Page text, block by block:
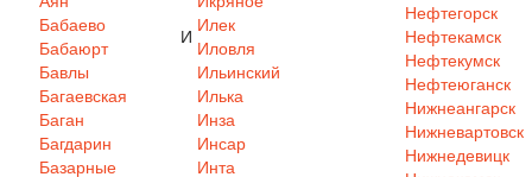
Бабаево
Бабаюрт
Бавлы
Багаевская
Баган
Багдарин
Базарные
И
Илек
Иловля
Ильинский
Илька
Инза
Инсар
Инта
Нефтегорск
Нефтекамск
Нефтекумск
Нефтеюганск
Нижнеангарск
Нижневартовск
Нижнедевицк